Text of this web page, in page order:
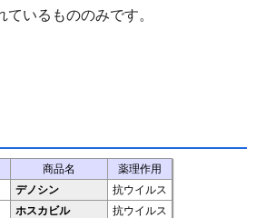
いるもののみです。
商品名
薬理作用
デノシン
抗ウイルス
ホスカビル
抗ウイルス